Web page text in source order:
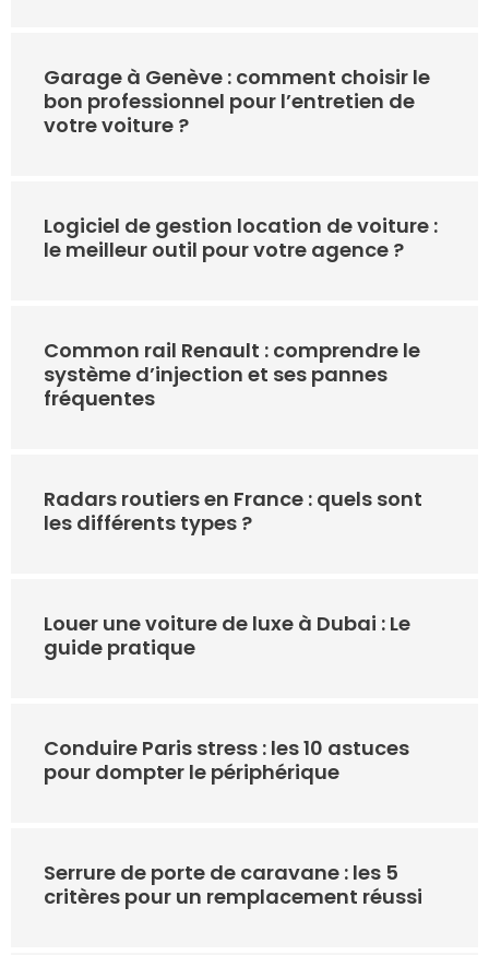
Garage à Genève : comment choisir le
bon professionnel pour l’entretien de
votre voiture ?
Logiciel de gestion location de voiture :
le meilleur outil pour votre agence ?
Common rail Renault : comprendre le
système d’injection et ses pannes
fréquentes
Radars routiers en France : quels sont
les différents types ?
Louer une voiture de luxe à Dubai : Le
guide pratique
Conduire Paris stress : les 10 astuces
pour dompter le périphérique
Serrure de porte de caravane : les 5
critères pour un remplacement réussi